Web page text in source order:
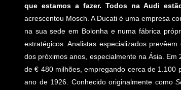
que estamos a fazer. Todos na Audi
acrescentou Mosch. A Ducati é uma empresa
na sua sede em Bolonha e numa fábrica
estratégicos. Analistas especializados
dos próximos anos, especialmente na Ásia.
de € 480 milhões, empregando cerca de 1.100
ano de 1926. Conhecido originalmente como